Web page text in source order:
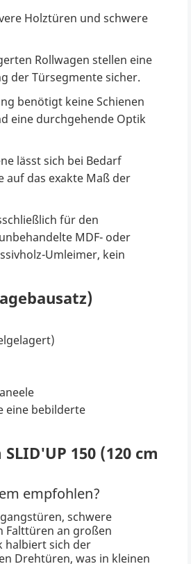
Holztüren und schwere
Rollwagen stellen eine
der Türsegmente sicher.
benötigt keine Schienen
eine durchgehende Optik
lässt sich bei Bedarf
auf das exakte Maß der
für den
MDF- oder
Umleimer, kein
eine bebilderte
150 (120 cm
empfohlen?
schwere
Falttüren an großen
halbiert sich der
Drehtüren, was in kleinen